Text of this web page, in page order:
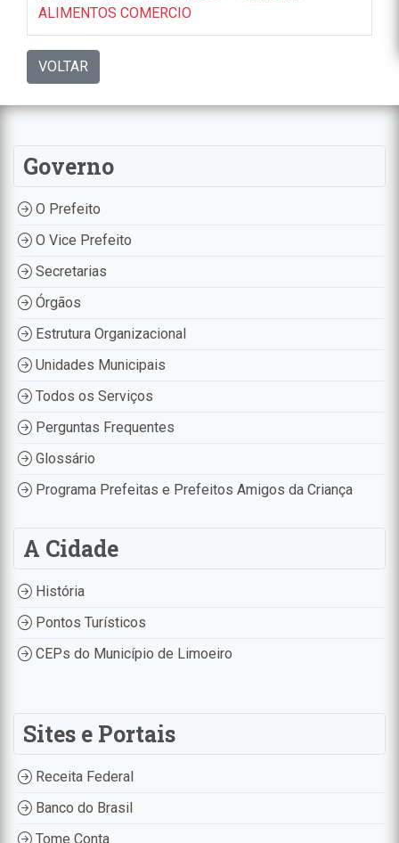
ALIMENTOS COMERCIO
VOLTAR
Governo
O Prefeito
O Vice Prefeito
Secretarias
Órgãos
Estrutura Organizacional
Unidades Municipais
Todos os Serviços
Perguntas Frequentes
Glossário
Programa Prefeitas e Prefeitos Amigos da Criança
A Cidade
História
Pontos Turísticos
CEPs do Município de Limoeiro
Sites e Portais
Receita Federal
Banco do Brasil
Tome Conta